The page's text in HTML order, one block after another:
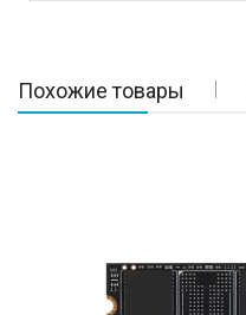
Похожие товары